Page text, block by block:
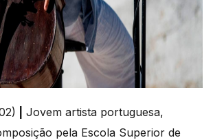
Jovem artista portuguesa,
pela Escola Superior de